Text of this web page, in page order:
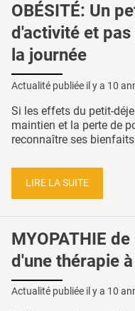
OBÉSITÉ: Un
d'activité et
la journée
Actualité publiée il y a 10
Si les effets du petit-
maintien et la perte de
reconnaître ses
LIRE LA SUITE
MYOPATHIE
d'une thérapie
Actualité publiée il y a 10